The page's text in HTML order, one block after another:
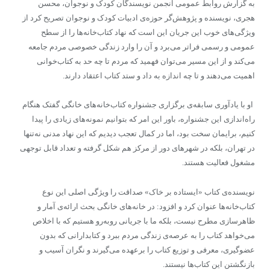
به گزارش روابط عمومی انجمن نویسندگان کودک و نوجوان، محسن
هجری، نویسنده و پژوهش‌گر حوزه‌ی ادبیات کودک و نوجوان تصریح کرد از
ویژگی‌های خوب این جریان این است که نهاد کتاب‌خانه‌ها را از سطح
عمومی و رسمی فراتر می‌برد و آن را وارد زندگی خصوصی مردم جامعه
می‌کند و از این مسیر می‌توان فهمید که مردم تا چه حد به کتاب‌خوانی
اهمیت می‌دهند و تا چه اندازه به داد و ستد کتاب اعتقاد دارند.
او با یادآوری سابقه‌ی برگزاری جشنواره کتاب‌خانه‌های خانگی گفتک هنگام
راه‌اندازی این جشنواره، باور این امر که بتوانیم نمونه‌های زیادی را پیدا
کنیم، برایمان سخت بود، اما در کمال تعجب دیدیم که این نهاد مدنی نه‌تنها
در تهران، بلکه در شهرهای دور از مرکز هم شکل گرفته و تعداد قابل توجهی
مشغول فعالیت هستند.
نویسنده‌ی کتاب «ایستاده بر خاک» صداقت را ویژگی اصلی این نوع
کتاب‌خانه‌ها عنوان کرد و افزود: در ‌خانه‌های خانگی بحث ارائه‌ی آمار و
ظاهرسازی مطرح نیست، بلکه ما با جریانی روبه‌رو هستیم که با اخلاص
می‌خواهد کتاب را به عرصه‌ی زندگی مردم ببرد و کتابدارانی که بدون
عضوگیری، معرفی و توزیع کتاب را برعهده می‌گیرند و نگران آسیب و
بازنگشتن این کتاب‌ها نیستند.